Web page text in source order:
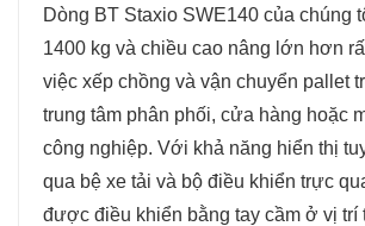
Dòng BT Staxio SWE140 của chúng
1400 kg và chiều cao nâng lớn hơn
việc xếp chồng và vận chuyển pallet
trung tâm phân phối, cửa hàng hoặc
công nghiệp. Với khả năng hiển thị
qua bệ xe tải và bộ điều khiển trực
được điều khiển bằng tay cầm ở vị trí